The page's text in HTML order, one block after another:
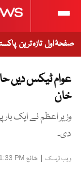
صفحۂ اول تازہ ترین
عوام ٹیکس دیں
خان
وزیر اعظم نے ایک بار
دی۔
ویب ڈیسک | شائع PM